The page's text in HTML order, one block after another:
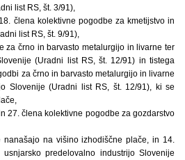
list RS, št. 3/91),
člena kolektivne pogodbe za kmetijstvo in
list RS, št. 9/91),
za črno in barvasto metalurgijo in livarne ter
(Uradni list RS, št. 12/91) in tistega
za črno in barvasto metalurgijo in livarne
Slovenije (Uradni list RS, št. 12/91), ki se
27. člena kolektivne pogodbe za gozdarstvo
na višino izhodiščne plače, in 14.
predelovalno industrijo Slovenije